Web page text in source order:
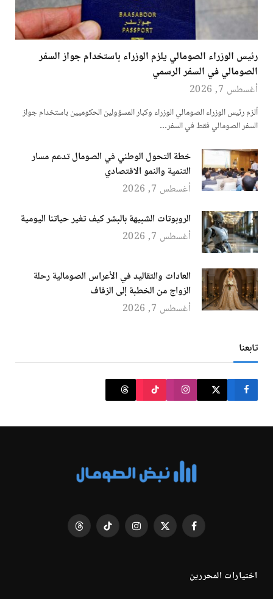
رئيس الوزراء الصومالي يلزم الوزراء باستخدام جواز السفر
الصومالي في السفر الرسمي
أغسطس 7, 2026
ألزم رئيس الوزراء الصومالي الوزراء وكبار المسؤولين الحكوميين باستخدام جواز
السفر الصومالي فقط في السفر…
خطة التحول الوطني في الصومال تدعم مسار
التنمية والنمو الاقتصادي
أغسطس 7, 2026
الروبوتات الشبيهة بالبشر كيف تغير حياتنا اليومية
أغسطس 7, 2026
العادات والتقاليد في الأعراس الصومالية رحلة
الزواج من الخطبة إلى الزفاف
أغسطس 7, 2026
تابعنا
فيسبوك X
الانستغرامتيكتوك Threads
اختيارات المحررين